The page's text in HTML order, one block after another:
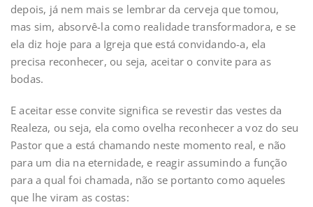
depois, já nem mais se lembrar da cerveja que tomou,
mas sim, absorvê-la como realidade transformadora, e se
ela diz hoje para a Igreja que está convidando-a, ela
precisa reconhecer, ou seja, aceitar o convite para as
bodas.
E aceitar esse convite significa se revestir das vestes da
Realeza, ou seja, ela como ovelha reconhecer a voz do seu
Pastor que a está chamando neste momento real, e não
para um dia na eternidade, e reagir assumindo a função
para a qual foi chamada, não se portanto como aqueles
que lhe viram as costas: